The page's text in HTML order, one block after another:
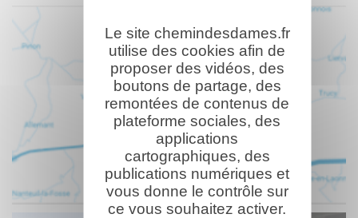
Le site chemindesdames.fr
utilise des cookies afin de
proposer des vidéos, des
boutons de partage, des
remontées de contenus de
plateforme sociales, des
applications
cartographiques, des
publications numériques et
vous donne le contrôle sur
ce vous souhaitez activer.